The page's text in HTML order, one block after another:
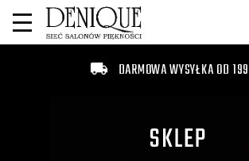
DARMOWA WYSYŁKA OD
SKLEP